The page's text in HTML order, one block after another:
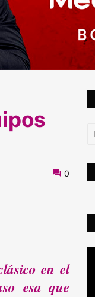
0
en el
esa que